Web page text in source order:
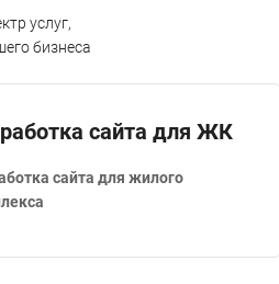
услуг,
бизнеса
сайта для ЖК
сайта для жилого